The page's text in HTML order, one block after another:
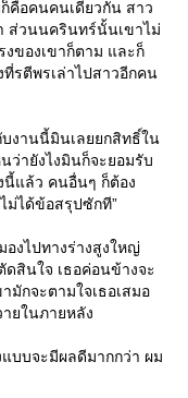
คือคนคนเดียวกัน สาว
ส่วนนครินทร์นั้นเขาไม่
งของเขาก็ตาม และก็
ที่รตีพรเล่าไปสาวอีกคน
งานนี้มินเลยยกสิทธิ์ใน
ายังไงมินก็จะยอมรับ
นี้แล้ว คนอื่นๆ ก็ต้อง
ม่ได้ข้อสรุปซักที”
งไปทางร่างสูงใหญ่
สินใจ เธอค่อนข้างจะ
มักจะตามใจเธอเสมอ
ายในภายหลัง
บบจะมีผลดีมากกว่า ผม